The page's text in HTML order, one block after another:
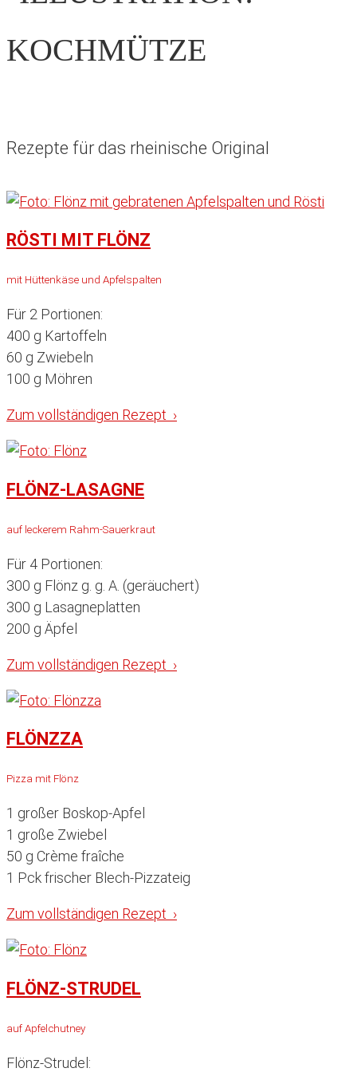
Rezepte für das rheinische Original
RÖSTI MIT FLÖNZ
mit Hüttenkäse und Apfelspalten
Für 2 Portionen:
400 g Kartoffeln
60 g Zwiebeln
100 g Möhren
Zum vollständigen Rezept ›
FLÖNZ-LASAGNE
auf leckerem Rahm-Sauerkraut
Für 4 Portionen:
300 g Flönz g. g. A. (geräuchert)
300 g Lasagneplatten
200 g Äpfel
Zum vollständigen Rezept ›
FLÖNZZA
Pizza mit Flönz
1 großer Boskop-Apfel
1 große Zwiebel
50 g Crème fraîche
1 Pck frischer Blech-Pizzateig
Zum vollständigen Rezept ›
FLÖNZ-STRUDEL
auf Apfelchutney
Flönz-Strudel: